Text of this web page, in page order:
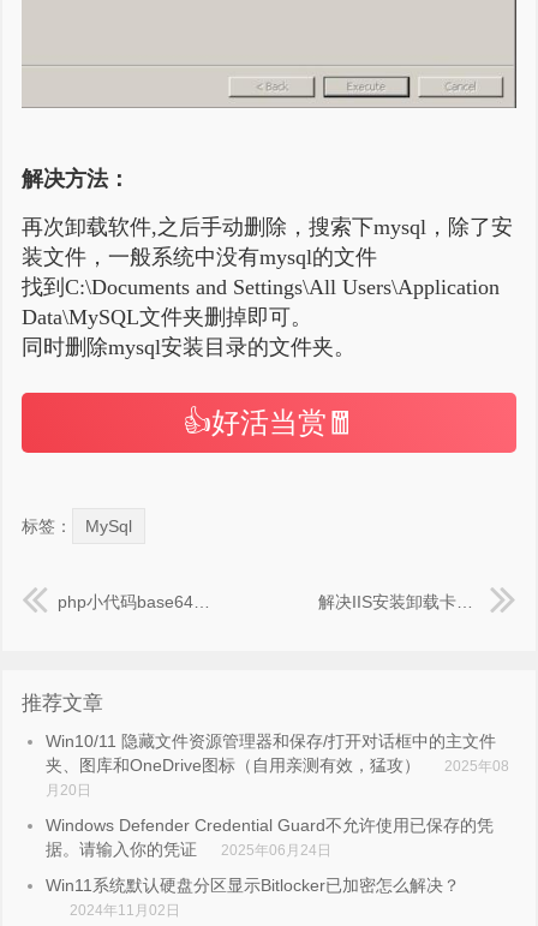
解决方法：
再次卸载软件,之后手动删除，搜索下mysql，除了安
装文件，一般系统中没有mysql的文件
找到C:\Documents and Settings\All Users\Application
Data\MySQL文件夹删掉即可。
同时删除mysql安装目录的文件夹。
👍好活当赏🧧
标签： MySql
php小代码base64_decode解密器 解决IIS安装卸载卡死解决方法
推荐文章
Win10/11 隐藏文件资源管理器和保存/打开对话框中的主文件
夹、图库和OneDrive图标（自用亲测有效，猛攻）
2025年08
月20日
Windows Defender Credential Guard不允许使用已保存的凭
据。请输入你的凭证
2025年06月24日
Win11系统默认硬盘分区显示Bitlocker已加密怎么解决？
2024年11月02日